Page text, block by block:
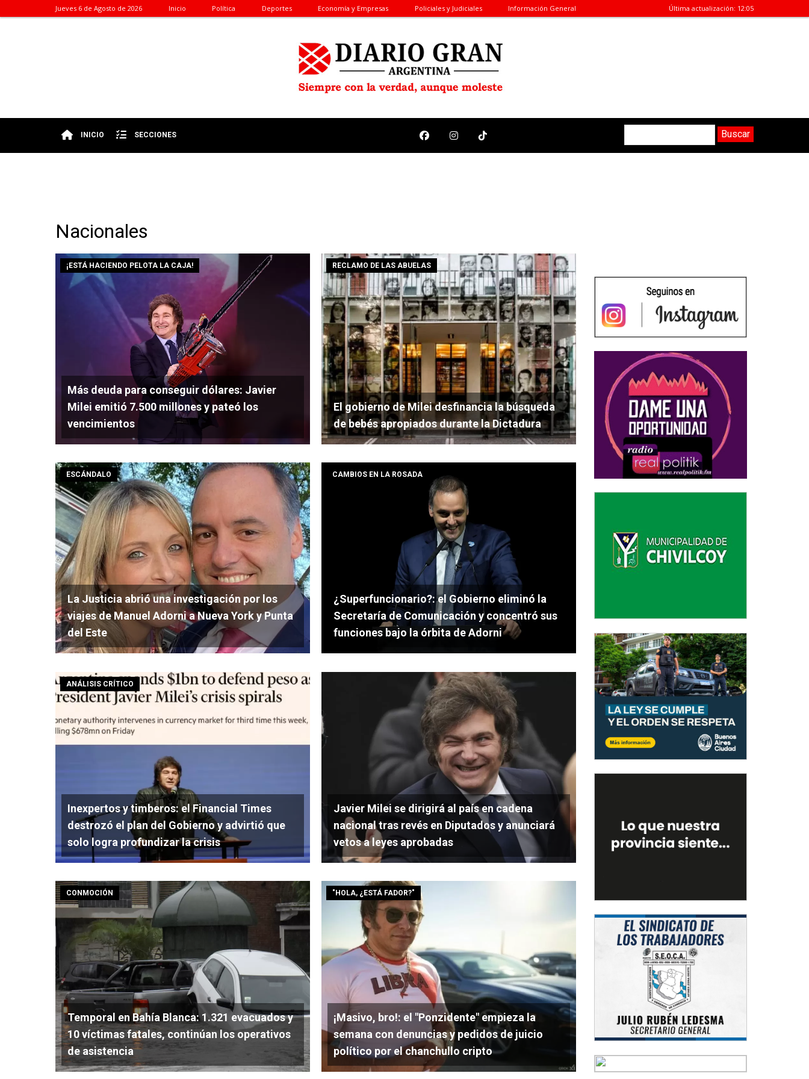
Jueves 6 de Agosto de 2026 Inicio Política Deportes Economía y Empresas Policiales y Judiciales Información General Última actualización: 12:05
INICIO SECCIONES Buscar
Nacionales
¡ESTÁ HACIENDO PELOTA LA CAJA!
Más deuda para conseguir dólares: Javier
Milei emitió 7.500 millones y pateó los
vencimientos
RECLAMO DE LAS ABUELAS
El gobierno de Milei desfinancia la búsqueda
de bebés apropiados durante la Dictadura
ESCÁNDALO
La Justicia abrió una investigación por los
viajes de Manuel Adorni a Nueva York y Punta
del Este
CAMBIOS EN LA ROSADA
¿Superfuncionario?: el Gobierno eliminó la
Secretaría de Comunicación y concentró sus
funciones bajo la órbita de Adorni
ANÁLISIS CRÍTICO
Inexpertos y timberos: el Financial Times
destrozó el plan del Gobierno y advirtió que
solo logra profundizar la crisis
Javier Milei se dirigirá al país en cadena
nacional tras revés en Diputados y anunciará
vetos a leyes aprobadas
CONMOCIÓN
Temporal en Bahía Blanca: 1.321 evacuados y
10 víctimas fatales, continúan los operativos
de asistencia
"HOLA, ¿ESTÁ FADOR?"
¡Masivo, bro!: el "Ponzidente" empieza la
semana con denuncias y pedidos de juicio
político por el chanchullo cripto